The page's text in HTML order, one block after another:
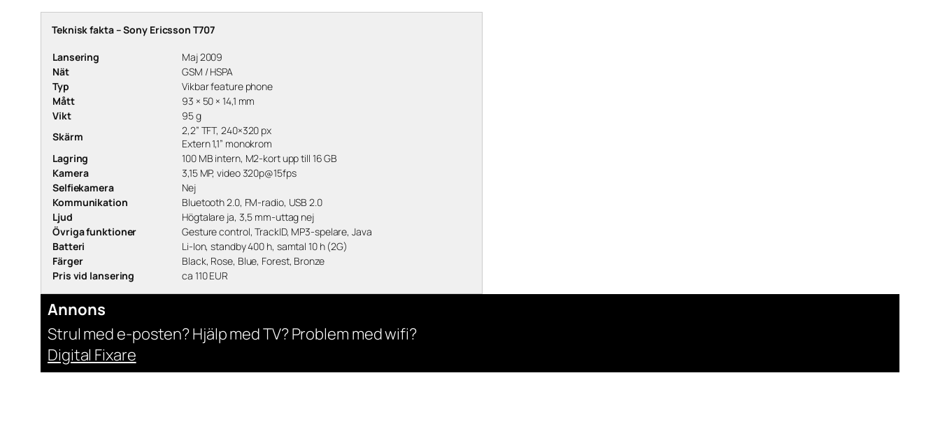
Teknisk fakta – Sony Ericsson T707
Lansering
Maj 2009
Nät
GSM / HSPA
Typ
Vikbar feature phone
Mått
93 × 50 × 14,1 mm
Vikt
95 g
Skärm
2,2” TFT, 240×320 px
Extern 1,1” monokrom
Lagring
100 MB intern, M2-kort upp till 16 GB
Kamera
3,15 MP, video 320p@15fps
Selfiekamera
Nej
Kommunikation
Bluetooth 2.0, FM-radio, USB 2.0
Ljud
Högtalare ja, 3,5 mm-uttag nej
Övriga funktioner
Gesture control, TrackID, MP3-spelare, Java
Batteri
Li-Ion, standby 400 h, samtal 10 h (2G)
Färger
Black, Rose, Blue, Forest, Bronze
Pris vid lansering
ca 110 EUR
Annons
Strul med e-posten? Hjälp med TV? Problem med wifi?
Digital Fixare